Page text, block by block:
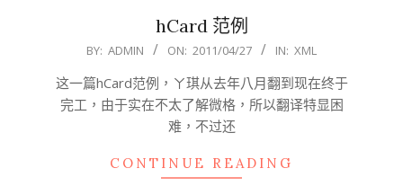
hCard 范例
2011-
27
BY: ADMIN ON: 2011/04/27 IN: XML
这一篇hCard范例，ㄚ琪从去年八月翻到现在终于
完工，由于实在不太了解微格，所以翻译特显困
难，不过还
CONTINUE READING